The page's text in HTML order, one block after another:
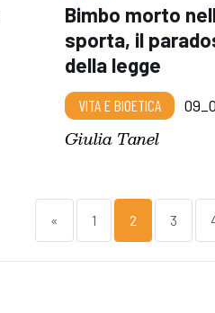
Bimbo morto
sporta, il
della legge
VITA E BIOETICA
Giulia Tanel
« 1 2 3